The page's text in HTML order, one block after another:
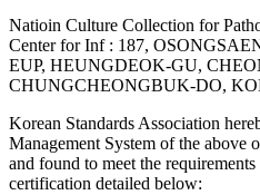
Natioin Culture Collection for
Center for Inf : 187,
EUP, HEUNGDEOK-GU,
CHUNGCHEONGBUK-DO,
Korean Standards Association
Management System of the above
and found to meet the
certification detailed below: